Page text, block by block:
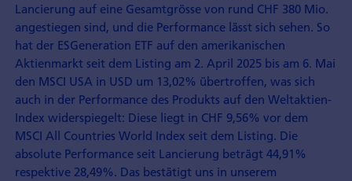
Lancierung auf eine Gesamtgrösse von rund CHF 380 Mio.
angestiegen sind, und die Performance lässt sich sehen. So
hat der ESGeneration ETF auf den amerikanischen
Aktienmarkt seit dem Listing am 2. April 2025 bis am 6. Mai
den MSCI USA in USD um 13,02% übertroffen, was sich
auch in der Performance des Produkts auf den Weltaktien-
Index widerspiegelt: Diese liegt in CHF 9,56% vor dem
MSCI All Countries World Index seit dem Listing. Die
absolute Performance seit Lancierung beträgt 44,91%
respektive 28,49%. Das bestätigt uns in unserem